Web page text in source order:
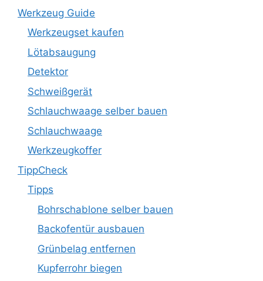
Werkzeug Guide
Werkzeugset kaufen
Lötabsaugung
Detektor
Schweißgerät
Schlauchwaage selber bauen
Schlauchwaage
Werkzeugkoffer
TippCheck
Tipps
Bohrschablone selber bauen
Backofentür ausbauen
Grünbelag entfernen
Kupferrohr biegen